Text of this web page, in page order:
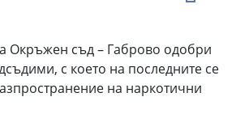
Окръжен съд – Габрово одобри
с което на последните се
на наркотични